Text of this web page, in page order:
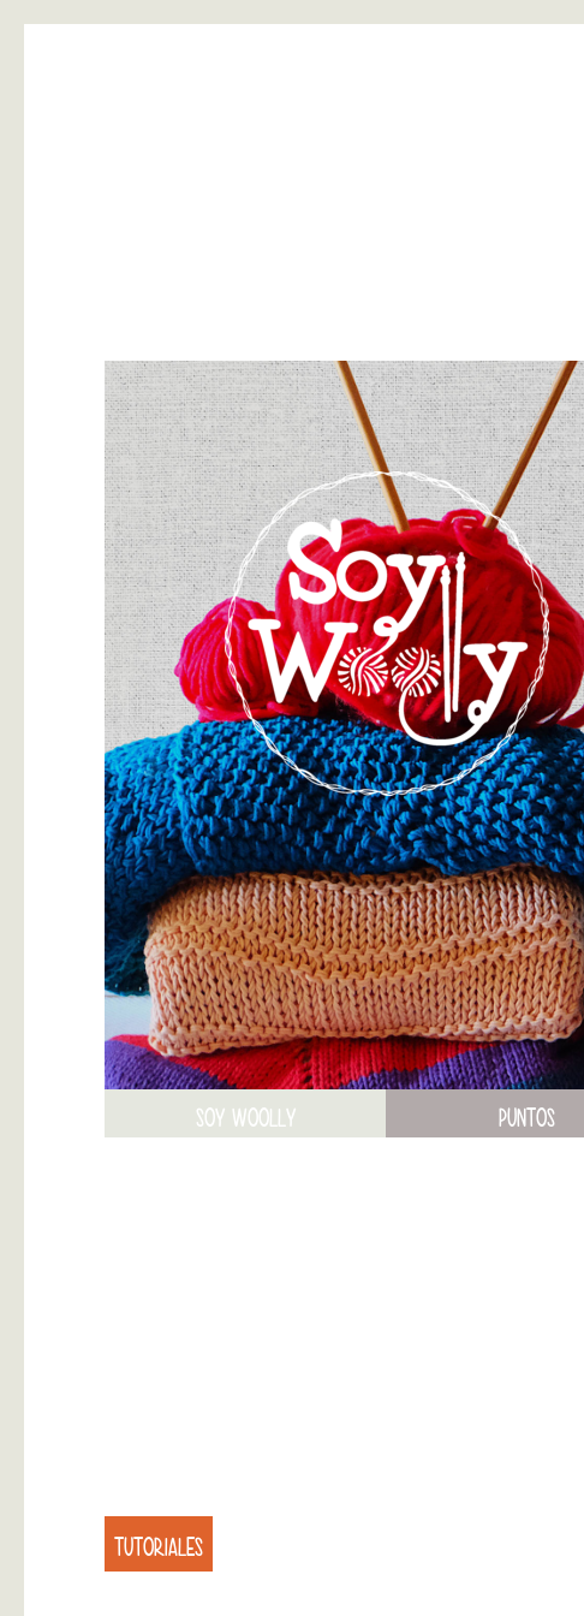
SOY WOOLLY PUNTOS
TUTORIALES